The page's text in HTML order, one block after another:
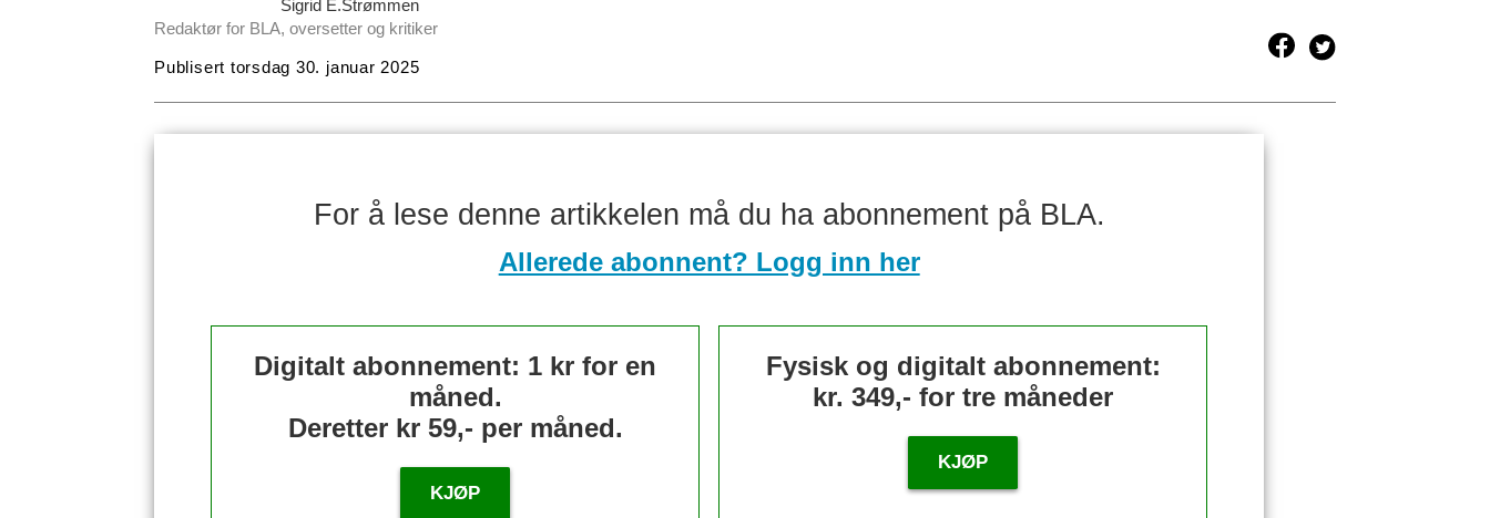
Sigrid E.Strømmen
Redaktør for BLA, oversetter og kritiker
Publisert torsdag 30. januar 2025
For å lese denne artikkelen må du ha abonnement på BLA.
Allerede abonnent? Logg inn her
Digitalt abonnement: 1 kr for en
måned.
Deretter kr 59,- per måned.
KJØP
Fysisk og digitalt abonnement:
kr. 349,- for tre måneder
KJØP